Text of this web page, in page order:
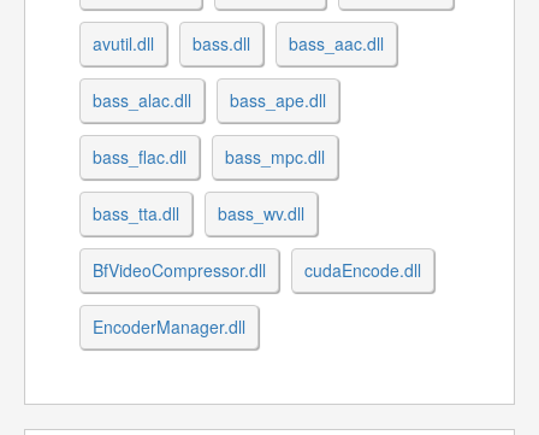
avutil.dll bass.dll bass_aac.dll
bass_alac.dll bass_ape.dll
bass_flac.dll bass_mpc.dll
bass_tta.dll bass_wv.dll
BfVideoCompressor.dll cudaEncode.dll
EncoderManager.dll